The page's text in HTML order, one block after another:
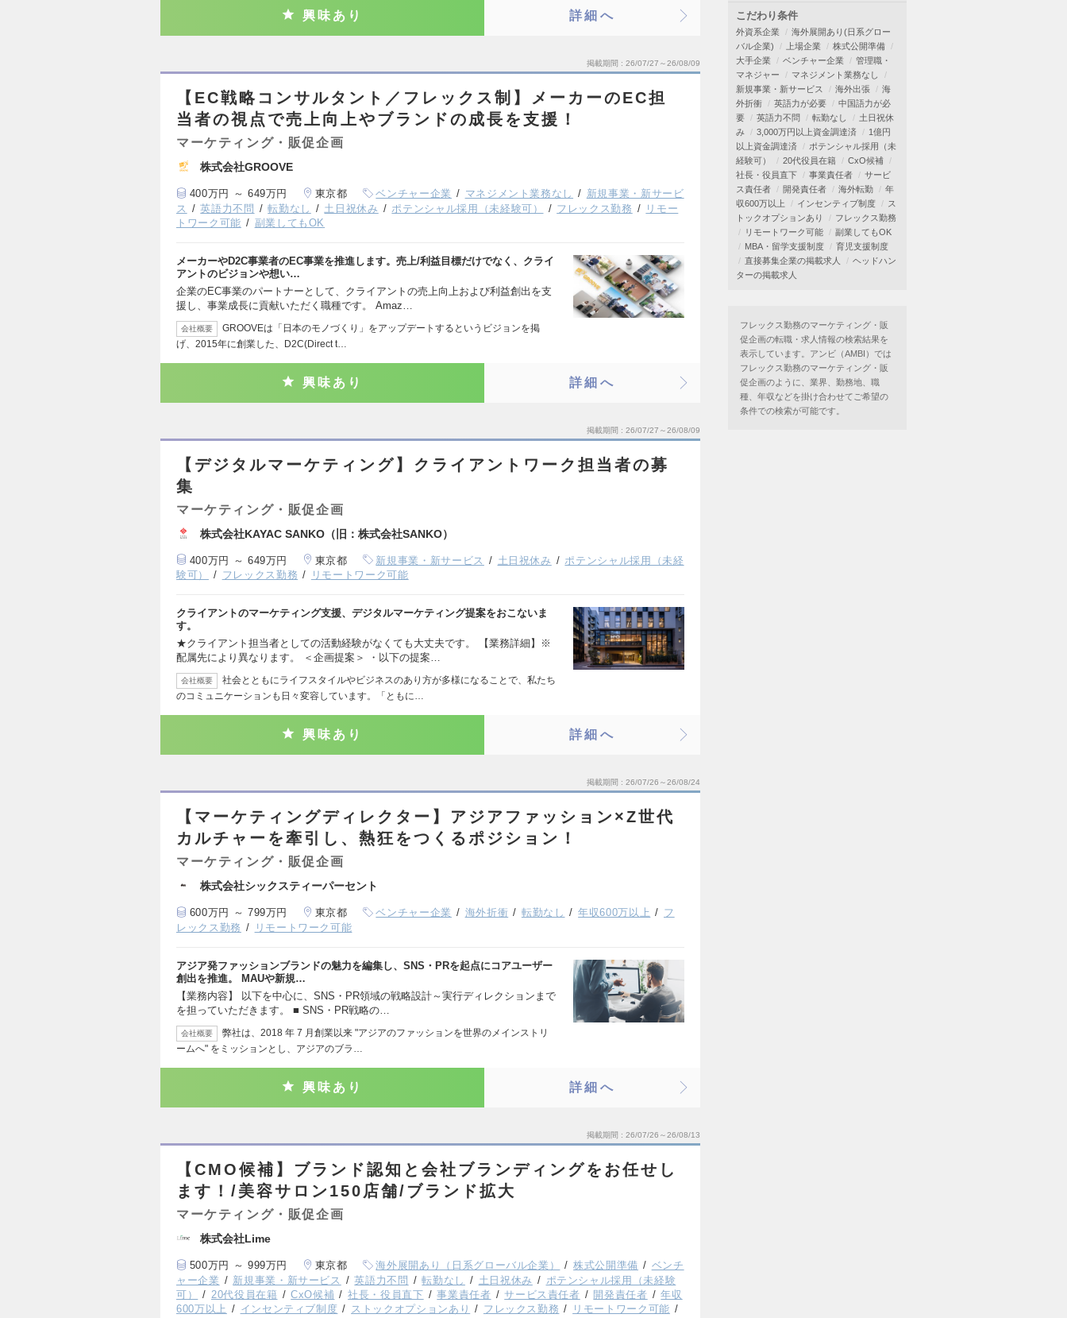
興味あり 詳細へ
掲載期間 26/07/27～26/08/09
【EC戦略コンサルタント／フレックス制】メーカーのEC担
当者の視点で売上向上やブランドの成長を支援！
マーケティング・販促企画
株式会社GROOVE
400万円 ～ 649万円 東京都 ベンチャー企業 マネジメント業務なし
新規事業・新サービ
ス
英語力不問 転勤なし 土日祝休み ポテンシャル採用（未経験可） フレックス勤務
リモー
トワーク可能
副業してもOK
メーカーやD2C事業者のEC事業を推進します。売上/利益目標だけでなく、クライ
アントのビジョンや想い…
企業のEC事業のパートナーとして、クライアントの売上向上および利益創出を支
援し、事業成長に貢献いただく職種です。 Amaz…
会社概要
GROOVEは「日本のモノづくり」をアップデートするというビジョンを掲
げ、2015年に創業した、D2C(Direct t…
興味あり 詳細へ
掲載期間 26/07/27～26/08/09
【デジタルマーケティング】クライアントワーク担当者の募
集
マーケティング・販促企画
株式会社KAYAC SANKO（旧：株式会社SANKO）
400万円 ～ 649万円 東京都 新規事業・新サービス 土日祝休み
ポテンシャル採用（未経
験可）
フレックス勤務 リモートワーク可能
クライアントのマーケティング支援、デジタルマーケティング提案をおこないま
す。
★クライアント担当者としての活動経験がなくても大丈夫です。 【業務詳細】※
配属先により異なります。 ＜企画提案＞ ・以下の提案…
会社概要
社会とともにライフスタイルやビジネスのあり方が多様になることで、私たち
のコミュニケーションも日々変容しています。「ともに…
興味あり 詳細へ
掲載期間 26/07/26～26/08/24
【マーケティングディレクター】アジアファッション×Z世代
カルチャーを牽引し、熱狂をつくるポジション！
マーケティング・販促企画
株式会社シックスティーパーセント
600万円 ～ 799万円 東京都 ベンチャー企業 海外折衝 転勤なし 年収600万以上
フ
レックス勤務
リモートワーク可能
アジア発ファッションブランドの魅力を編集し、SNS・PRを起点にコアユーザー
創出を推進。 MAUや新規…
【業務内容】 以下を中心に、SNS・PR領域の戦略設計～実行ディレクションまで
を担っていただきます。 ■ SNS・PR戦略の…
会社概要
弊社は、2018 年 7 月創業以来 "アジアのファッションを世界のメインストリ
ームへ" をミッションとし、アジアのブラ…
興味あり 詳細へ
掲載期間 26/07/26～26/08/13
【CMO候補】ブランド認知と会社ブランディングをお任せし
ます！/美容サロン150店舗/ブランド拡大
マーケティング・販促企画
株式会社Lime
500万円 ～ 999万円 東京都 海外展開あり（日系グローバル企業） 株式公開準備
ベンチ
ャー企業
新規事業・新サービス 英語力不問 転勤なし 土日祝休み
ポテンシャル採用（未経験
可）
20代役員在籍 CxO候補 社長・役員直下 事業責任者 サービス責任者 開発責任者
年収
600万以上
インセンティブ制度 ストックオプションあり フレックス勤務
リモートワーク可能
こだわり条件
外資系企業
海外展開あり(日系グロー
バル企業)
上場企業
株式公開準備
大手企業
ベンチャー企業
管理職・
マネジャー
マネジメント業務なし
新規事業・新サービス
海外出張
海
外折衝
英語力が必要
中国語力が必
要
英語力不問 転勤なし
土日祝休
み
3,000万円以上資金調達済
1億円
以上資金調達済
ポテンシャル採用（未
経験可）
20代役員在籍
CxO候補
社長・役員直下
事業責任者
サービ
ス責任者
開発責任者 海外転勤
年
収600万以上
インセンティブ制度
ス
トックオプションあり
フレックス勤務
リモートワーク可能
副業してもOK
MBA・留学支援制度
育児支援制度
直接募集企業の掲載求人
ヘッドハン
ターの掲載求人
フレックス勤務のマーケティング・販
促企画の転職・求人情報の検索結果を
表示しています。アンビ（AMBI）では
フレックス勤務のマーケティング・販
促企画のように、業界、勤務地、職
種、年収などを掛け合わせてご希望の
条件での検索が可能です。